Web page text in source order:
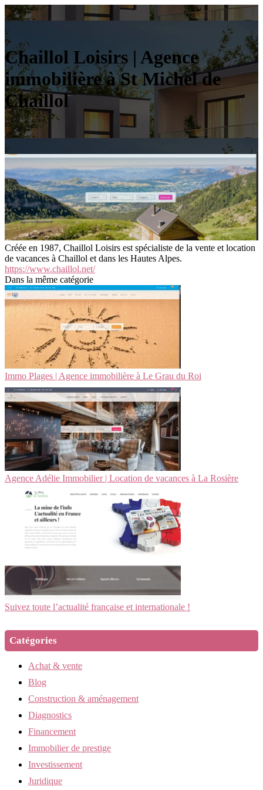
Chaillol Loisirs | Agence
immobilière à St Michel de
Chaillol
Créée en 1987, Chaillol Loisirs est spécialiste de la vente et location
de vacances à Chaillol et dans les Hautes Alpes.
https://www.chaillol.net/
Dans la même catégorie
Immo Plages | Agence immobilière à Le Grau du Roi
Agence Adélie Immobilier | Location de vacances à La Rosière
Suivez toute l’actualité française et internationale !
Catégories
Achat & vente
Blog
Construction & aménagement
Diagnostics
Financement
Immobilier de prestige
Investissement
Juridique